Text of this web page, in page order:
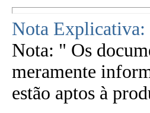
Nota Explicativa:
Nota: " Os
meramente
estão aptos à